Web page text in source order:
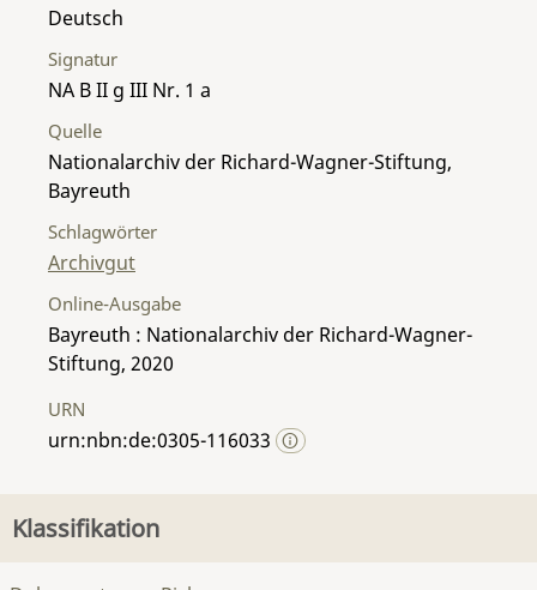
Deutsch
Signatur
NA B II g III Nr. 1 a
Quelle
Nationalarchiv der Richard-Wagner-Stiftung,
Bayreuth
Schlagwörter
Archivgut
Online-Ausgabe
Bayreuth : Nationalarchiv der Richard-Wagner-
Stiftung, 2020
URN
urn:nbn:de:0305-116033
Klassifikation